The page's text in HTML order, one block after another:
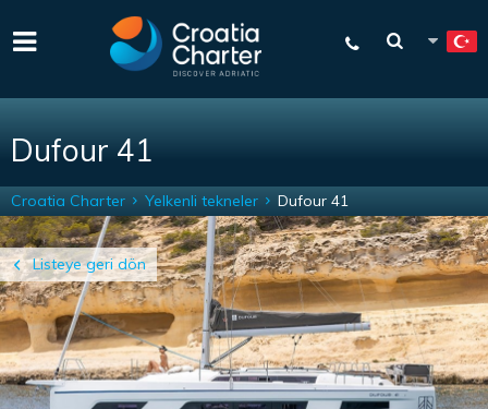
var relatedTitle = 'Mevcut benzer tekneler';
Dufour 41
Listeye geri dön
Croatia Charter Yelkenli tekneler Dufour 41